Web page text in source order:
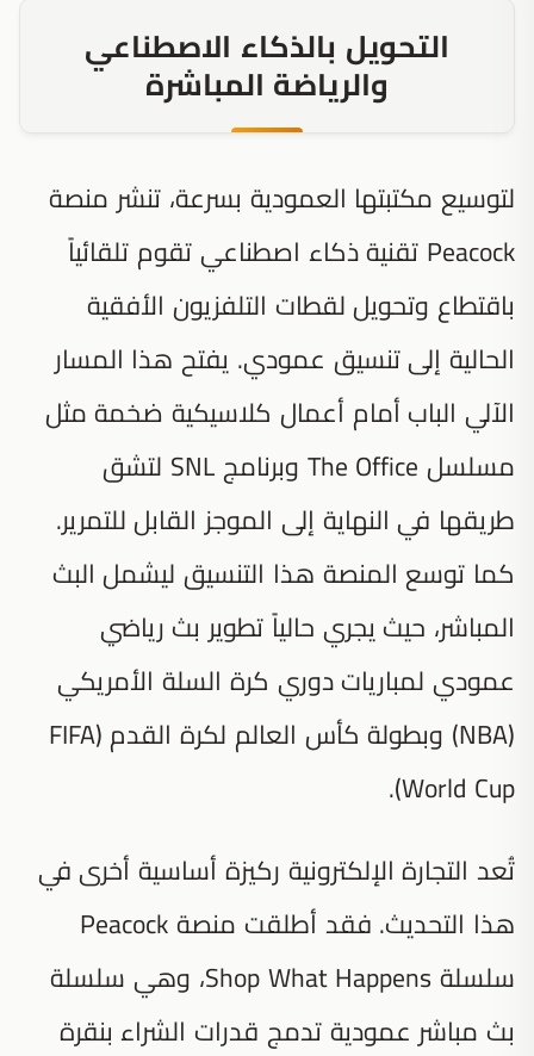
التحويل بالذكاء الاصطناعي
والرياضة المباشرة
لتوسيع مكتبتها العمودية بسرعة، تنشر منصة
Peacock تقنية ذكاء اصطناعي تقوم تلقائياً
باقتطاع وتحويل لقطات التلفزيون الأفقية
الحالية إلى تنسيق عمودي. يفتح هذا المسار
الآلي الباب أمام أعمال كلاسيكية ضخمة مثل
مسلسل The Office وبرنامجSNL لتشق
طريقها في النهاية إلى الموجز القابل للتمرير.
كما توسع المنصة هذا التنسيق ليشمل البث
المباشر، حيث يجري حالياً تطوير بث رياضي
عمودي لمباريات دوري كرة السلة الأمريكي
(NBA) وبطولة كأس العالم لكرة القدم (FIFA
World Cup).
تُعد التجارة الإلكترونية ركيزة أساسية أخرى في
هذا التحديث. فقد أطلقت منصة Peacock
سلسلة Shop What Happens، وهي سلسلة
بث مباشر عمودية تدمج قدرات الشراء بنقرة